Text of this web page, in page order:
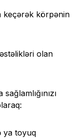
keçərək körpənin
olan
ya toyuq